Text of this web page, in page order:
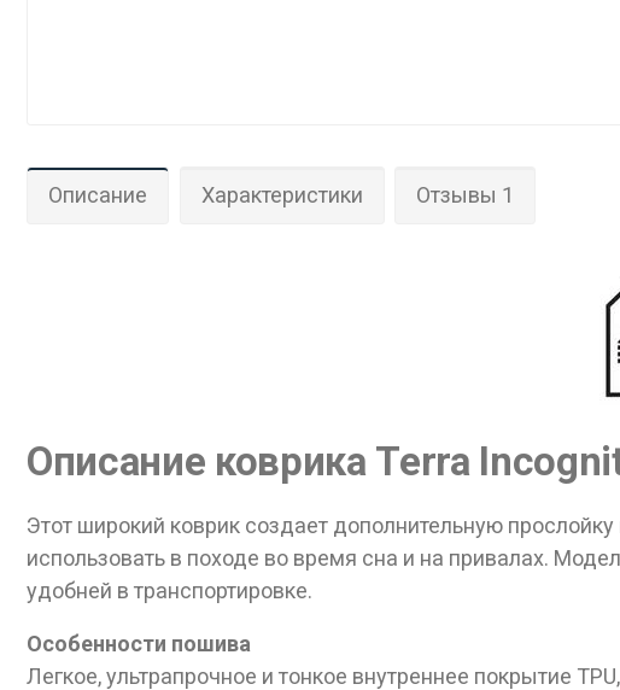
Описание Характеристики Отзывы 1
Описание коврика Terra
Этот широкий коврик создает дополнительную
использовать в походе во время сна и на привалах.
удобней в транспортировке.
Особенности пошива
Легкое, ультрапрочное и тонкое внутреннее покрытие
Данные